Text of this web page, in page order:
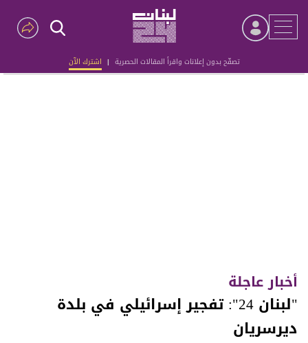
تصفّح بدون إعلانات واقرأ المقالات الحصرية | اشترك الآن
Advertisement
أخبار عاجلة
"لبنان 24": تفجير إسرائيلي في بلدة
ديرسريان